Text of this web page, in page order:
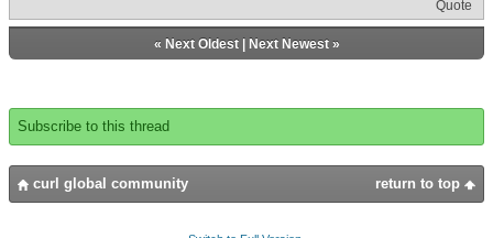
Quote
« Next Oldest| Next Newest»
Subscribe to this thread
return to top
curl global community